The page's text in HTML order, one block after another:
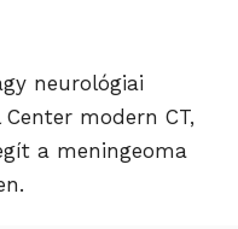
neurológiai
modern CT,
a meningeoma